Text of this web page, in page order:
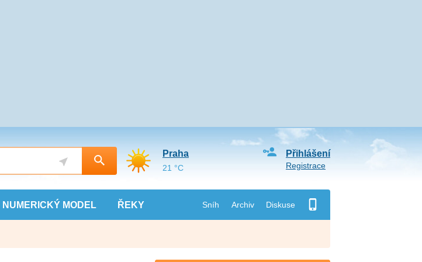
NUMERICKÝ MODEL ŘEKY Sníh Archiv Diskuse
Přihlášení
Registrace
Praha
21 °C